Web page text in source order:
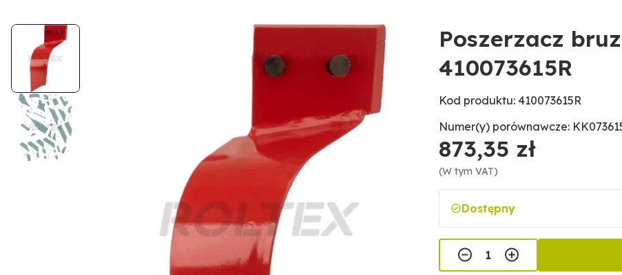
Poszerzacz
410073615R
Kod produktu: 410073615R
Numer(y) porównawcze:
873,35 zł
(W tym VAT)
Dostępny